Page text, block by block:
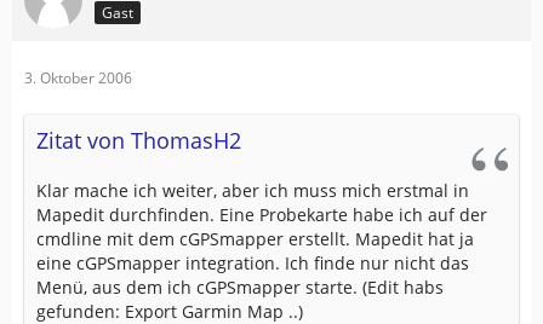
Gast
3. Oktober 2006
Zitat von ThomasH2
Klar mache ich weiter, aber ich muss mich erstmal in
Mapedit durchfinden. Eine Probekarte habe ich auf der
cmdline mit dem cGPSmapper erstellt. Mapedit hat ja
eine cGPSmapper integration. Ich finde nur nicht das
Menü, aus dem ich cGPSmapper starte. (Edit habs
gefunden: Export Garmin Map ..)